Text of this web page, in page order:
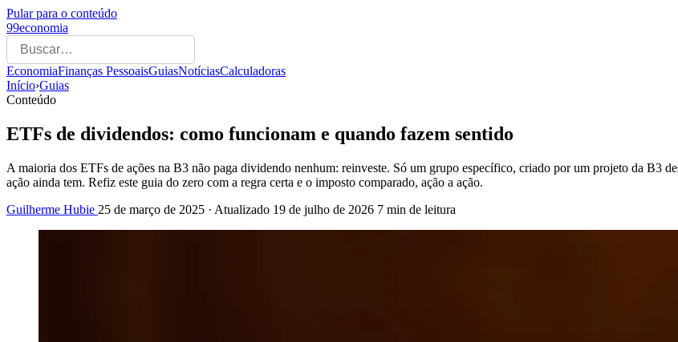
Pular para o conteúdo
99economia
EconomiaFinanças PessoaisGuiasNotíciasCalculadoras
Início›Guias
Conteúdo
ETFs de dividendos: como funcionam e quando fazem sentido
A maioria dos ETFs de ações na B3 não paga dividendo nenhum: reinveste. Só um grupo específico, criado por um projeto da B3
ação ainda tem. Refiz este guia do zero com a regra certa e o imposto comparado, ação a ação.
Guilherme Hubie 25 de março de 2025 · Atualizado 19 de julho de 2026 7 min de leitura